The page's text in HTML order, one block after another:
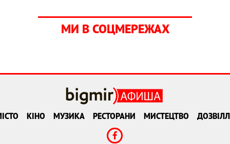
МИ В СОЦМЕРЕЖАХ
КІНО МУЗИКА РЕСТОРАНИ МИСТЕЦТВО